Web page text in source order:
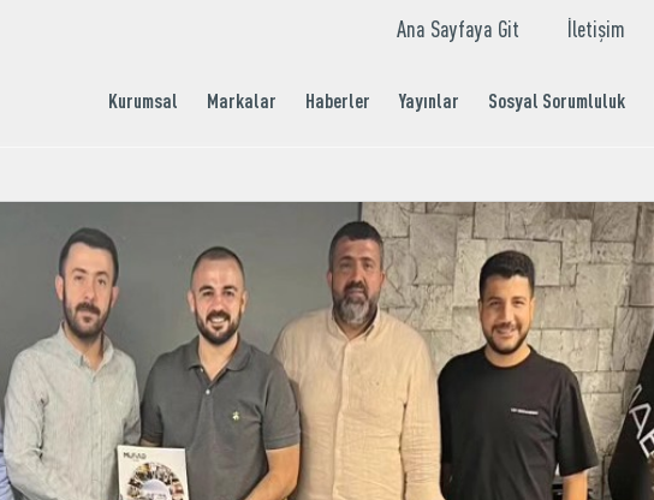
Ana Sayfaya Git İletişim
Kurumsal Markalar Haberler Yayınlar Sosyal Sorumluluk